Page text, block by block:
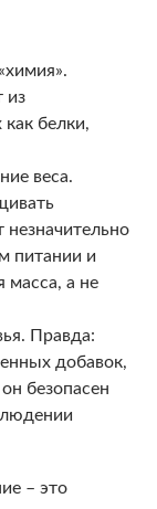
из
белки,
веса.
питании и
масса, а не
Правда:
добавок,
безопасен
– это